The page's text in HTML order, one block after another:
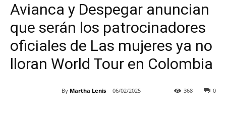
Avianca y Despegar anuncian
que serán los patrocinadores
oficiales de Las mujeres ya no
lloran World Tour en Colombia
By Martha Lenis 06/02/2025 0
368